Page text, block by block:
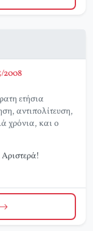
2008
ετήσια
αντιπολίτευση,
χρόνια, και ο